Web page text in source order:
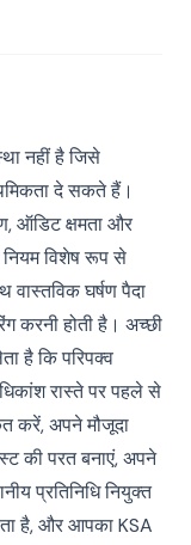
नहीं है जिसे
दे सकते हैं।
ऑडिट क्षमता और
नियम विशेष रूप से
घर्षण पैदा
करनी होती है। अच्छी
है कि परिपक्व
रास्ते पर पहले से
करें, अपने मौजूदा
की परत बनाएं, अपने
प्रतिनिधि नियुक्त
है, और आपका KSA